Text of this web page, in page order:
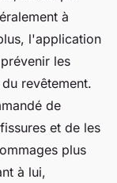
à
l'application
les
revêtement.
de
et de les
plus
à lui,